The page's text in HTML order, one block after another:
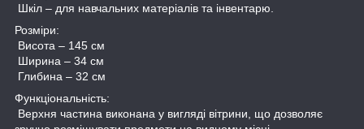
Шкіл – для навчальних матеріалів та інвентарю.
Розміри:
Висота – 145 см
Ширина – 34 см
Глибина – 32 см
Функціональність:
Верхня частина виконана у вигляді вітрини, що дозволяє